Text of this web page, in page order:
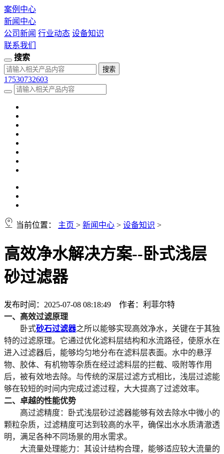
案例中心
新闻中心
公司新闻 行业动态 设备知识
联系我们
搜索
17530732603
当前位置： 主页 > 新闻中心 > 设备知识 >
高效净水解决方案--卧式浅层
砂过滤器
发布时间：2025-07-08 08:18:49 作者：利菲尔特
一、 高效过滤原理
卧式砂石过滤器之所以能够实现高效净水，关键在于其独
特的过滤原理。它通过优化滤料层结构和水流路径，使原水在
进入过滤器后，能够均匀地分布在滤料层表面。水中的悬浮
物、胶体、有机物等杂质在经过滤料层的拦截、吸附等作用
后，被有效地去除。与传统的深层过滤方式相比，浅层过滤能
够在较短的时间内完成过滤过程，大大提高了过滤效率。
二、卓越的性能优势
高过滤精度：卧式浅层砂过滤器能够有效去除水中微小的
颗粒杂质，过滤精度可达到较高的水平，确保出水水质清澈透
明，满足各种不同场景的用水需求。
大流量处理能力 ：其设计结构合理，能够适应较大流量的